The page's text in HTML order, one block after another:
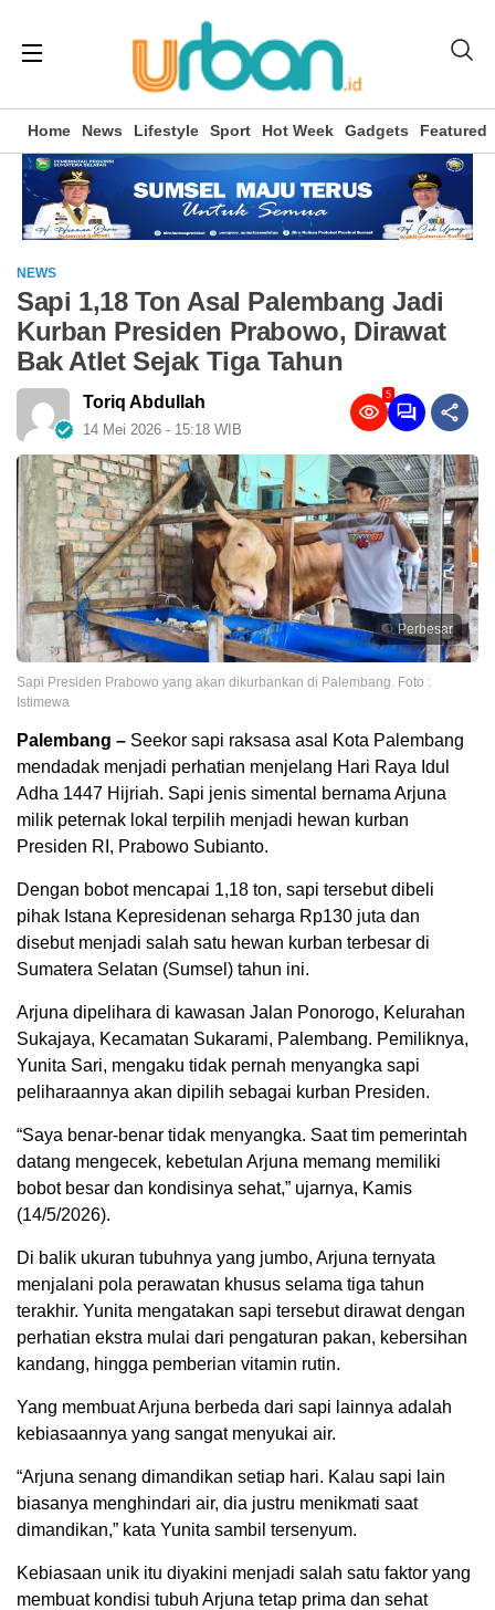
Home News Lifestyle Sport Hot Week Gadgets Featured
NEWS
Sapi 1,18 Ton Asal Palembang Jadi
Kurban Presiden Prabowo, Dirawat
Bak Atlet Sejak Tiga Tahun
Toriq Abdullah
14 Mei 2026 - 15:18 WIB
5
Perbesar
Sapi Presiden Prabowo yang akan dikurbankan di Palembang. Foto :
Istimewa
Palembang – Seekor sapi raksasa asal Kota Palembang
mendadak menjadi perhatian menjelang Hari Raya Idul
Adha 1447 Hijriah. Sapi jenis simental bernama Arjuna
milik peternak lokal terpilih menjadi hewan kurban
Presiden RI, Prabowo Subianto.
Dengan bobot mencapai 1,18 ton, sapi tersebut dibeli
pihak Istana Kepresidenan seharga Rp130 juta dan
disebut menjadi salah satu hewan kurban terbesar di
Sumatera Selatan (Sumsel) tahun ini.
Arjuna dipelihara di kawasan Jalan Ponorogo, Kelurahan
Sukajaya, Kecamatan Sukarami, Palembang. Pemiliknya,
Yunita Sari, mengaku tidak pernah menyangka sapi
peliharaannya akan dipilih sebagai kurban Presiden.
“Saya benar-benar tidak menyangka. Saat tim pemerintah
datang mengecek, kebetulan Arjuna memang memiliki
bobot besar dan kondisinya sehat,” ujarnya, Kamis
(14/5/2026).
Di balik ukuran tubuhnya yang jumbo, Arjuna ternyata
menjalani pola perawatan khusus selama tiga tahun
terakhir. Yunita mengatakan sapi tersebut dirawat dengan
perhatian ekstra mulai dari pengaturan pakan, kebersihan
kandang, hingga pemberian vitamin rutin.
Yang membuat Arjuna berbeda dari sapi lainnya adalah
kebiasaannya yang sangat menyukai air.
“Arjuna senang dimandikan setiap hari. Kalau sapi lain
biasanya menghindari air, dia justru menikmati saat
dimandikan,” kata Yunita sambil tersenyum.
Kebiasaan unik itu diyakini menjadi salah satu faktor yang
membuat kondisi tubuh Arjuna tetap prima dan sehat